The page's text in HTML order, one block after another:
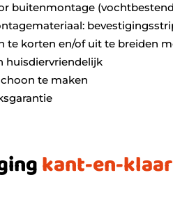
buitenmontage
te korten en/of uit te breiden
huisdiervriendelijk
te maken
kant-en-klaar